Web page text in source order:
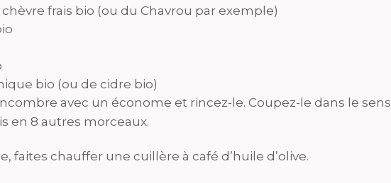
frais bio (ou du Chavrou par exemple)
bio (ou de cidre bio)
avec un économe et rincez-le. Coupez-le dans le sens
en 8 autres morceaux.
faites chauffer une cuillère à café d’huile d’olive.